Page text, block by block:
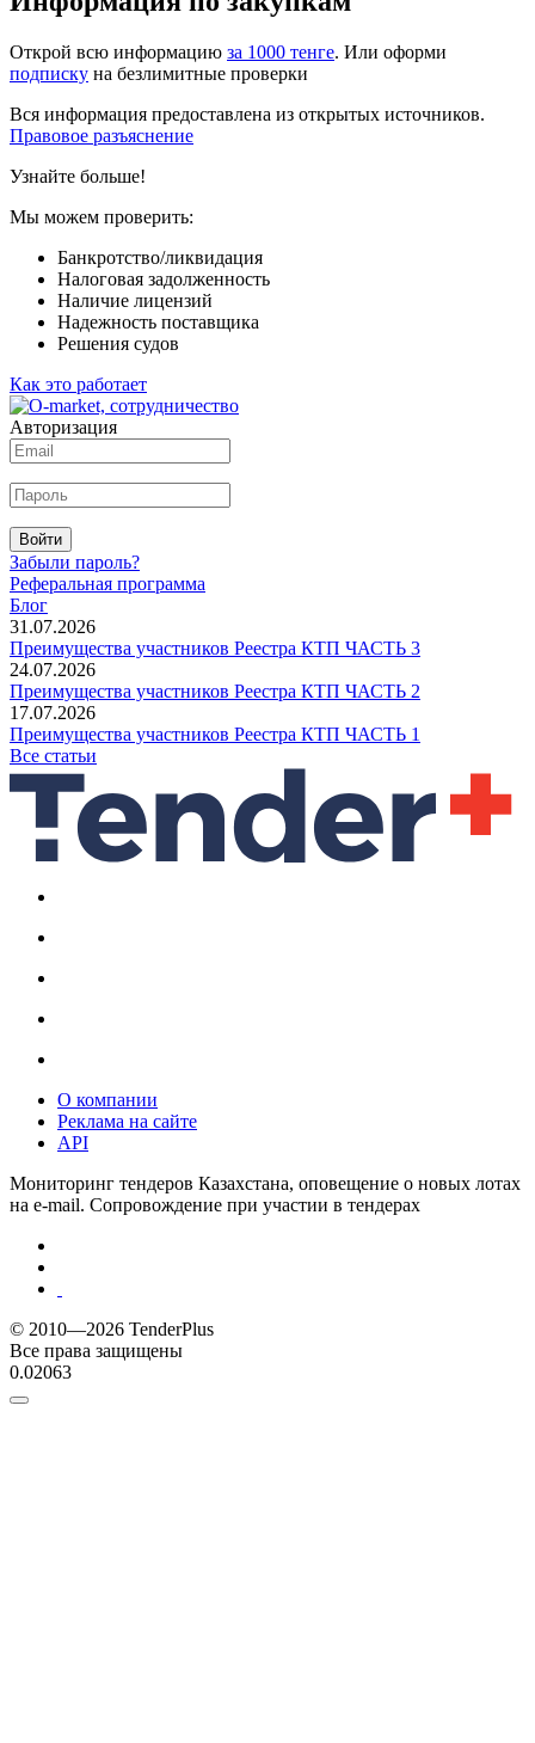
Открой всю информацию за 1000 тенге. Или оформи
подписку на безлимитные проверки
Вся информация предоставлена из открытых источников.
Правовое разъяснение
Узнайте больше!
Мы можем проверить:
Банкротство/ликвидация
Налоговая задолженность
Наличие лицензий
Надежность поставщика
Решения судов
Как это работает
Авторизация
Войти
Забыли пароль?
Реферальная программа
Блог
31.07.2026
Преимущества участников Реестра КТП ЧАСТЬ 3
24.07.2026
Преимущества участников Реестра КТП ЧАСТЬ 2
17.07.2026
Преимущества участников Реестра КТП ЧАСТЬ 1
Все статьи
О компании
Реклама на сайте
API
Мониторинг тендеров Казахстана, оповещение о новых лотах
на e-mail. Сопровождение при участии в тендерах
© 2010—2026 TenderPlus
Все права защищены
0.02063